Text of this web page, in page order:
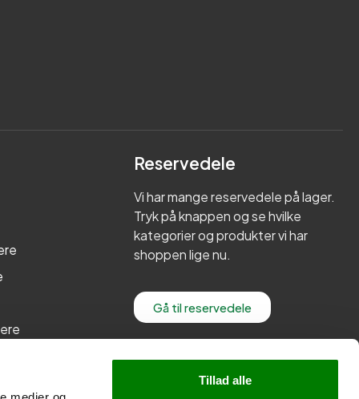
Tillad alle
Reservedele
Vi har mange reservedele på lager.
Tryk på knappen og se hvilke
kategorier og produkter vi har
shoppen lige nu.
Gå til reservedele